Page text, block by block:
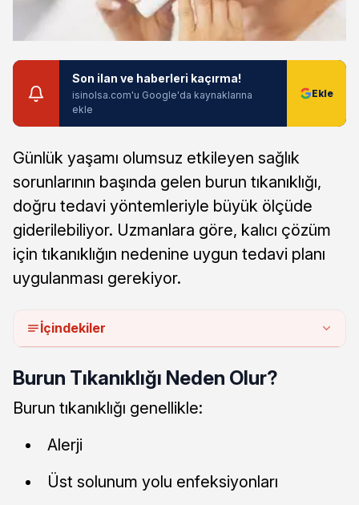
Son ilan ve haberleri kaçırma!
isinolsa.com'u Google'da kaynaklarına
ekle
Günlük yaşamı olumsuz etkileyen sağlık
sorunlarının başında gelen burun tıkanıklığı,
doğru tedavi yöntemleriyle büyük ölçüde
giderilebiliyor. Uzmanlara göre, kalıcı çözüm
için tıkanıklığın nedenine uygun tedavi planı
uygulanması gerekiyor.
İçindekiler
Burun Tıkanıklığı Neden Olur?
Burun tıkanıklığı genellikle:
Alerji
Üst solunum yolu enfeksiyonları